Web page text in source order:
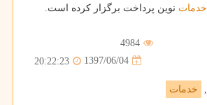
خدمات نوین پرداخت برگزار كرده است.
4984
1397/06/04
20:22:23
خدمات